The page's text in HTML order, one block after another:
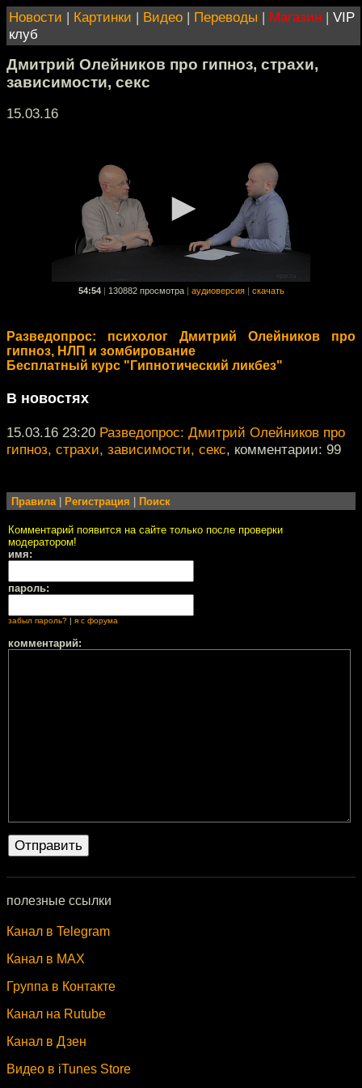
Новости | Картинки | Видео | Переводы | Магазин | VIP
клуб
Дмитрий Олейников про гипноз, страхи,
зависимости, секс
15.03.16
54:54 130882 просмотра аудиоверсия скачать
Разведопрос: психолог Дмитрий Олейников про
гипноз, НЛП и зомбирование
Бесплатный курс "Гипнотический ликбез"
В новостях
15.03.16 23:20 Разведопрос: Дмитрий Олейников про
гипноз, страхи, зависимости, секс, комментарии: 99
Правила| Регистрация Поиск
Комментарий появится на сайте только после проверки
модератором!
имя:
пароль:
забыл пароль? я с форума
комментарий:
полезные ссылки
Канал в Telegram
Канал в MAX
Группа в Контакте
Канал на Rutube
Канал в Дзен
Видео в iTunes Store